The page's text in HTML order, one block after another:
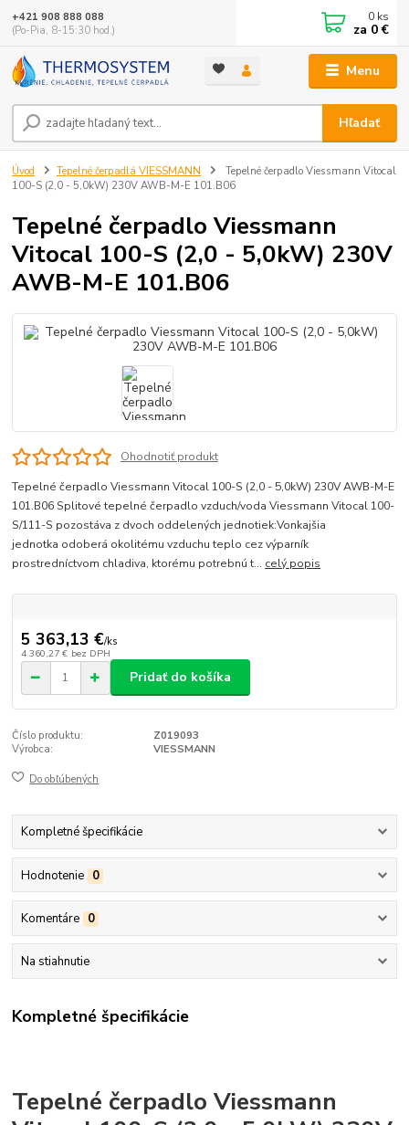
Menu
Hľadať
+421 908 888 088
(Po-Pia, 8-15:30 hod.)
0 ks
za 0 €
Úvod Tepelné čerpadlá VIESSMANN
Tepelné čerpadlo Viessmann Vitocal
100-S (2,0 - 5,0kW) 230V AWB-M-E 101.B06
Tepelné čerpadlo Viessmann
Vitocal 100-S (2,0 - 5,0kW) 230V
AWB-M-E 101.B06
Ohodnotiť produkt
Tepelné čerpadlo Viessmann Vitocal 100-S (2,0 - 5,0kW) 230V AWB-M-E
101.B06 Splitové tepelné čerpadlo vzduch/voda Viessmann Vitocal 100-
S/111-S pozostáva z dvoch oddelených jednotiek:Vonkajšia
jednotka odoberá okolitému vzduchu teplo cez výparník
prostredníctvom chladiva, ktorému potrebnú t... celý popis
5 363,13 €/ks
4 360,27 € bez DPH
Pridať do košíka
Číslo produktu:
Z019093
Výrobca:
VIESSMANN
Do obľúbených
Kompletné špecifikácie
Hodnotenie 0
Komentáre 0
Na stiahnutie
Kompletné špecifikácie
Tepelné čerpadlo Viessmann